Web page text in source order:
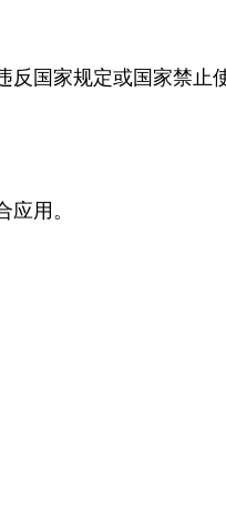
国家规定或国家禁止
用。